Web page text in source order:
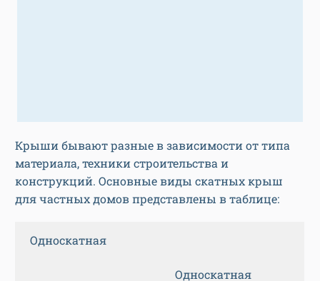
Крыши бывают разные в зависимости от типа
материала, техники строительства и
конструкций. Основные виды скатных крыш
для частных домов представлены в таблице:
Односкатная
Односкатная